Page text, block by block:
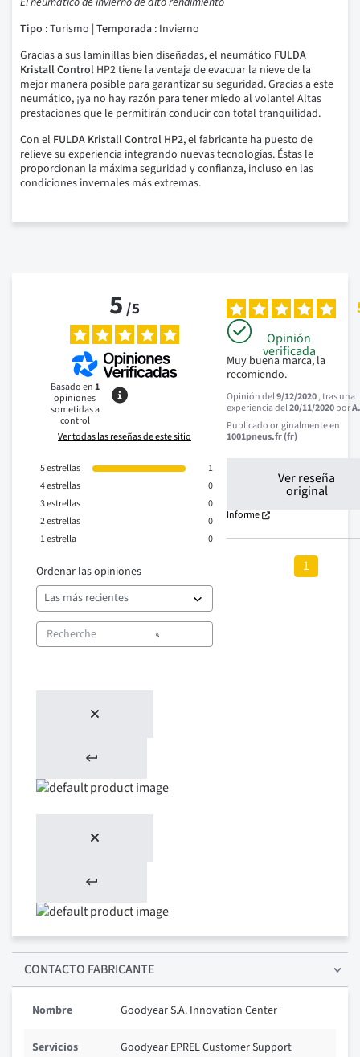
Tipo : Turismo | Temporada : Invierno
Gracias a sus laminillas bien diseñadas, el neumático FULDA
Kristall Control HP2 tiene la ventaja de evacuar la nieve de la
mejor manera posible para garantizar su seguridad. Gracias a este
neumático, ¡ya no hay razón para tener miedo al volante! Altas
prestaciones que le permitirán conducir con total tranquilidad.
Con el FULDA Kristall Control HP2, el fabricante ha puesto de
relieve su experiencia integrando nuevas tecnologías. Éstas le
proporcionan la máxima seguridad y confianza, incluso en las
condiciones invernales más extremas.
5/5
Basado en1
opiniones
sometidas a
control
Ver todas las reseñas de este sitio
5estrellas
1
4estrellas
0
3estrellas
0
2estrellas
0
1estrella 0
Ordenar las opiniones
Opinión
verificada
Muy buena marca, la
recomiendo.
Opinión del9/12/2020, tras una
experiencia del20/11/2020por
Publicado originalmente en
1001pneus.fr (fr)
Ver reseña
original
Informe
1
CONTACTO FABRICANTE
Nombre Goodyear S.A. Innovation Center
Servicios Goodyear EPREL Customer Support